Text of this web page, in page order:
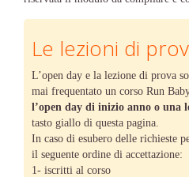
Le lezioni di
L’open day e la lezione di prova
mai frequentato un corso Run
l’open day di inizio anno o una
tasto giallo di questa pagina.
In caso di esubero delle richieste
il seguente ordine di accettazione:
1- iscritti al corso